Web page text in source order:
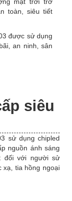
toàn, siêu tiết
được sử dụng
an ninh, sân
siêu
sử dụng chipled
nguồn ánh sáng
đối với người sử
xạ, tia hồng ngoại